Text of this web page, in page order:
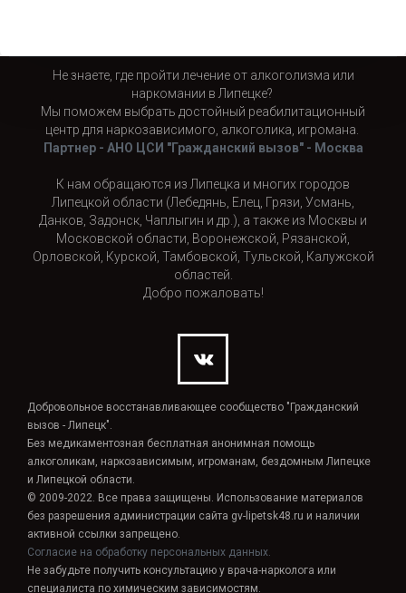
Не знаете, где пройти лечение от алкоголизма или
наркомании в Липецке?
Мы поможем выбрать достойный реабилитационный
центр для наркозависимого, алкоголика, игромана.
Партнер - АНО ЦСИ "Гражданский вызов" - Москва
К нам обращаются из Липецка и многих городов
Липецкой области (Лебедянь, Елец, Грязи, Усмань,
Данков, Задонск, Чаплыгин и др.), а также из Москвы и
Московской области, Воронежской, Рязанской,
Орловской, Курской, Тамбовской, Тульской, Калужской
областей.
Добро пожаловать!
Добровольное восстанавливающее сообщество "Гражданский
вызов - Липецк".
Без медикаментозная бесплатная анонимная помощь
алкоголикам, наркозависимым, игроманам, бездомным Липецке
и Липецкой области.
© 2009-2022. Все права защищены. Использование материалов
без разрешения администрации сайта gv-lipetsk48.ru и наличии
активной ссылки запрещено.
Согласие на обработку персональных данных.
Не забудьте получить консультацию у врача-нарколога или
специалиста по химическим зависимостям.